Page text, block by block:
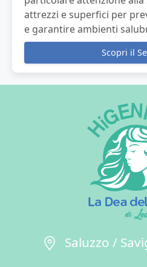
attrezzi e superfici per
e garantire ambienti
Scopri il
Saluzzo /